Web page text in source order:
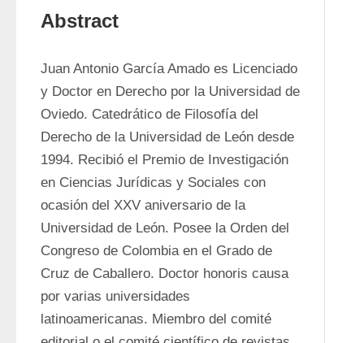
Abstract
Juan Antonio García Amado es Licenciado
y Doctor en Derecho por la Universidad de
Oviedo. Catedrático de Filosofía del
Derecho de la Universidad de León desde
1994. Recibió el Premio de Investigación
en Ciencias Jurídicas y Sociales con
ocasión del XXV aniversario de la
Universidad de León. Posee la Orden del
Congreso de Colombia en el Grado de
Cruz de Caballero. Doctor honoris causa
por varias universidades
latinoamericanas. Miembro del comité